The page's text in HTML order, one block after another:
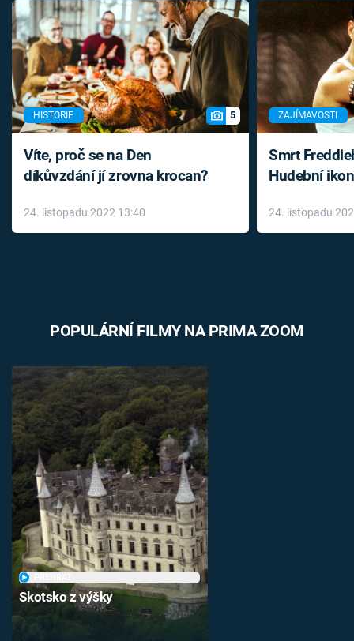
HISTORIE 5
Víte, proč se na Den
díkůvzdání jí zrovna krocan?
24. listopadu 2022 13:40
ZAJÍMAVOSTI
Smrt
Hudební
léky
24. listopadu
POPULÁRNÍ FILMY NA PRIMA ZOOM
Skotsko z výšky